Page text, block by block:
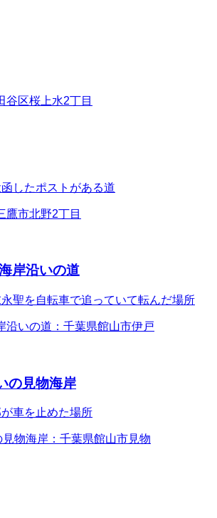
谷区桜上水2丁目
したポストがある道
鷹市北野2丁目
岸沿いの道
聖を自転車で追っていて転んだ場所
沿いの道：千葉県館山市伊戸
の見物海岸
車を止めた場所
物海岸：千葉県館山市見物